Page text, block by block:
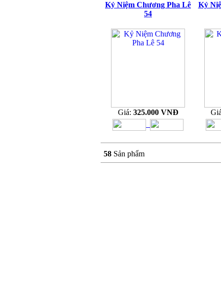
Kỷ Niệm Chương Pha Lê
54
Giá: 325.000 VNĐ
Kỷ
58 Sản phẩm